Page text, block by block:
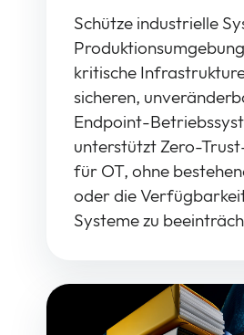
Schütze industrielle
kritische
sicheren,
Endpoint-
unterstützt Zero-
für OT, ohne
oder die
Systeme zu